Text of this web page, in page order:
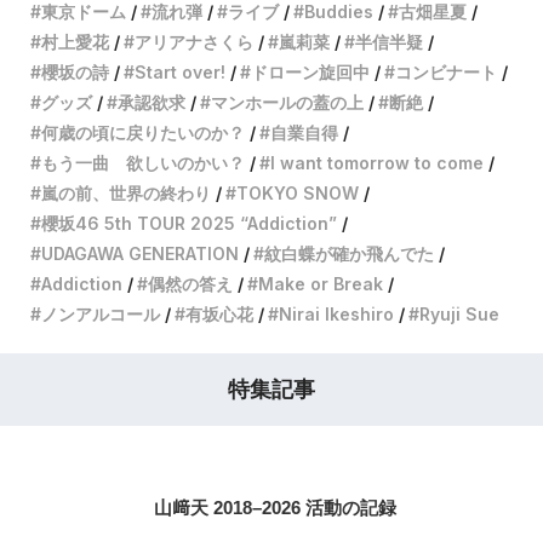
東京ドーム
流れ弾 ライブ Buddies
古畑星夏
村上愛花
アリアナさくら 嵐莉菜
半信半疑
櫻坂の詩
Start over! ドローン旋回中
コンビナート
グッズ
承認欲求 マンホールの蓋の上
断絶
何歳の頃に戻りたいのか？
自業自得
もう一曲 欲しいのかい？
I want tomorrow to come
嵐の前、世界の終わり
TOKYO SNOW
櫻坂46 5th TOUR 2025 “Addiction”
UDAGAWA GENERATION
紋白蝶が確か飛んでた
Addiction
偶然の答え
Make or Break
ノンアルコール
有坂心花 Nirai Ikeshiro Ryuji Sue
特集記事
山﨑天 2018–2026 活動の記録